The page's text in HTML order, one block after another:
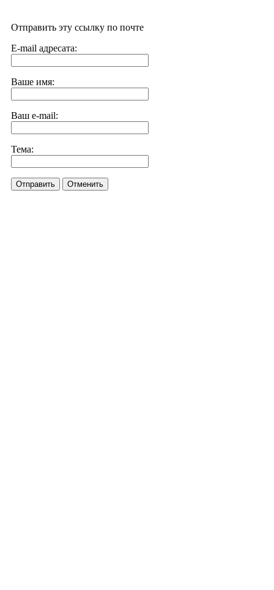
Отправить эту ссылку по почте
E-mail адресата:
Ваше имя:
Ваш e-mail:
Тема:
Отправить Отменить